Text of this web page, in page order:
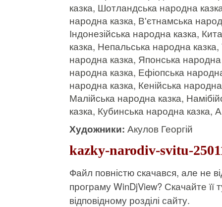
казка, Шотландська народна
народна казка, В'єтнамська
Індонезійська народна казка,
казка, Непальська народна казка,
народна казка, Японська
народна казка, Ефіопська
народна казка, Кенійська
Малійська народна казка,
казка, Кубинська народна казка,
Художники: Акулов Георгій
kazky-narodiv-svitu-
Файл повністю скачався, але не
програму WinDjView? Скачайте її
відповідному розділі сайту.